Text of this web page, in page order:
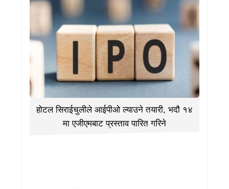
होटल सिराईचुलीले आईपीओ ल्याउने तयारी, भदौ १४
मा एजीएमबाट प्रस्ताव पारित गरिने